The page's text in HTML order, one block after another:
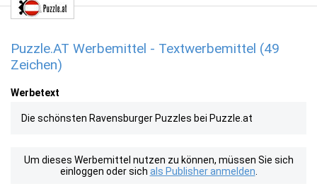
Puzzle.AT Werbemittel - Textwerbemittel (49
Zeichen)
Werbetext
Die schönsten Ravensburger Puzzles bei Puzzle.at
Um dieses Werbemittel nutzen zu können, müssen Sie sich
einloggen oder sich als Publisher anmelden